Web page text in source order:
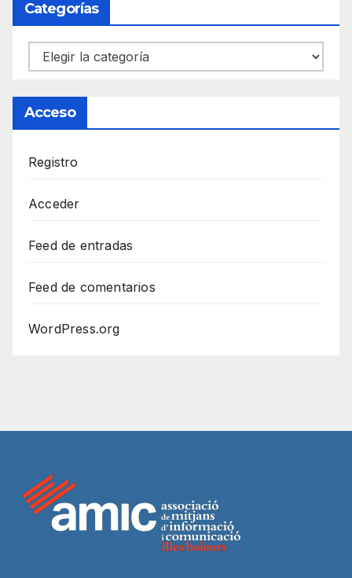
Categorías
Categorías
Acceso
Registro
Acceder
Feed de entradas
Feed de comentarios
WordPress.org